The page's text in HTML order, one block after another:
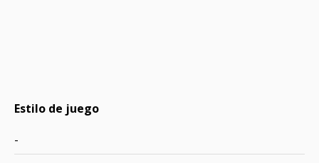
Estilo de juego
-